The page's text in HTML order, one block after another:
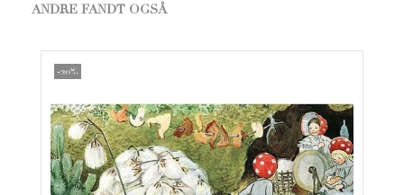
ANDRE FANDT OGSÅ
-20%